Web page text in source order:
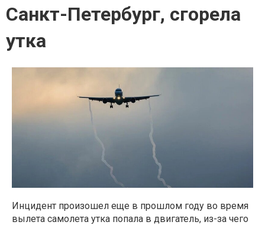
Санкт-Петербург, сгорела
утка
Инцидент произошел еще в прошлом году во время
вылета самолета утка попала в двигатель, из-за чего